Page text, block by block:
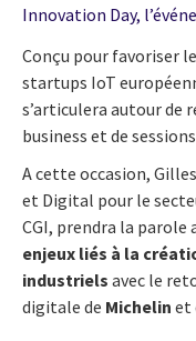
Innovation Day,
Conçu pour favoriser
startups IoT
s’articulera autour de
business et de
A cette occasion,
et Digital pour le
CGI, prendra la parole
enjeux liés à la
industriels avec le
digitale de Michelin et